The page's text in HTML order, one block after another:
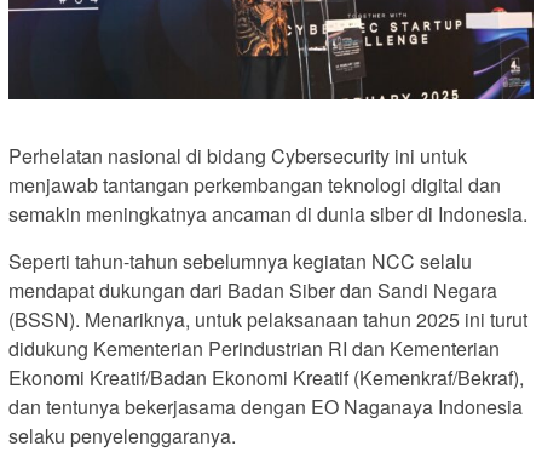
Perhelatan nasional di bidang Cybersecurity ini untuk
menjawab tantangan perkembangan teknologi digital dan
semakin meningkatnya ancaman di dunia siber di Indonesia.
Seperti tahun-tahun sebelumnya kegiatan NCC selalu
mendapat dukungan dari Badan Siber dan Sandi Negara
(BSSN). Menariknya, untuk pelaksanaan tahun 2025 ini turut
didukung Kementerian Perindustrian RI dan Kementerian
Ekonomi Kreatif/Badan Ekonomi Kreatif (Kemenkraf/Bekraf),
dan tentunya bekerjasama dengan EO Naganaya Indonesia
selaku penyelenggaranya.